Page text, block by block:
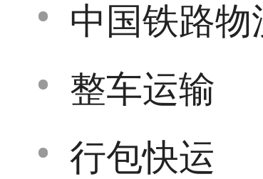
中国铁路
整车运输
行包快运